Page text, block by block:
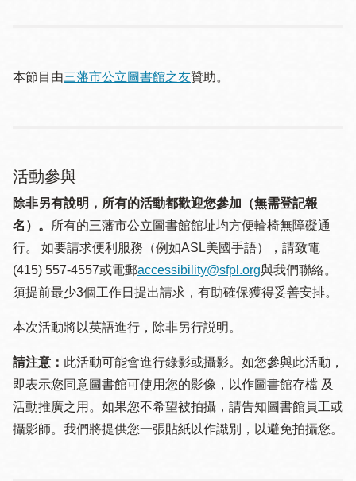
本節目由三藩市公立圖書館之友贊助。
活動參與
除非另有說明，所有的活動都歡迎您參加（無需登記報
名）。
所有的三藩市公立圖書館館址均方便輪椅無障礙通
行。 如要請求便利服務（例如ASL美國手語），請致電
(415) 557-4557或電郵accessibility@sfpl.org與我們聯絡。
須提 前最少3個工作日提出請求，有助確保獲得妥善安排。
本次活動將以英語進行，除非另行説明。
請注意： 此活動可能會進行錄影或攝影。如您參與此活動，
即表示您同意圖書館可使用您的影像，以作圖書館存檔 及
活動推廣之用。如果您不希望被拍攝，請告知圖書館員工或
攝影師。我們將提供您一張貼紙以作識別，以避免拍攝您。